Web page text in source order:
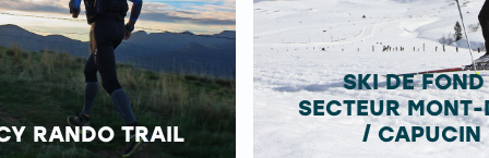
RANDO TRAIL
SKI DE
SECTEUR MONT-
/ CAPUCIN